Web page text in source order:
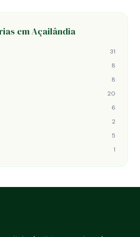
em Açailândia
31
8
8
20
6
2
5
1